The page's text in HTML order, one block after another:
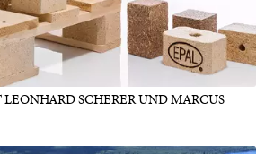
SCHERER UND MARCUS